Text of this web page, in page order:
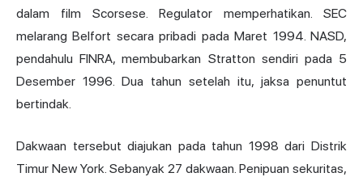
dalam film Scorsese. Regulator memperhatikan. SEC
melarang Belfort secara pribadi pada Maret 1994. NASD,
pendahulu FINRA, membubarkan Stratton sendiri pada 5
Desember 1996. Dua tahun setelah itu, jaksa penuntut
bertindak.
Dakwaan tersebut diajukan pada tahun 1998 dari Distrik
Timur New York. Sebanyak 27 dakwaan. Penipuan sekuritas,